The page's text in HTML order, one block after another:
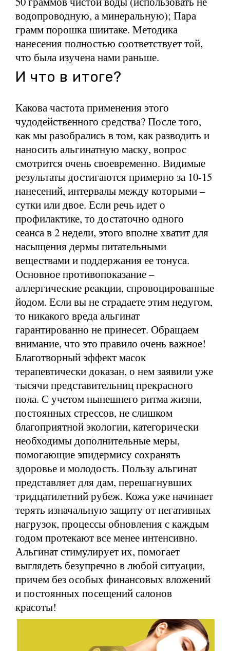
водопроводную, а минеральную); Пара
грамм порошка шиитаке. Методика
нанесения полностью соответствует той,
что была изучена нами раньше.
И что в итоге?
Какова частота применения этого
чудодейственного средства? После того,
как мы разобрались в том, как разводить и
наносить альгинатную маску, вопрос
смотрится очень своевременно. Видимые
результаты достигаются примерно за 10-15
нанесений, интервалы между которыми –
сутки или двое. Если речь идет о
профилактике, то достаточно одного
сеанса в 2 недели, этого вполне хватит для
насыщения дермы питательными
веществами и поддержания ее тонуса.
Основное противопоказание –
аллергические реакции, спровоцированные
йодом. Если вы не страдаете этим недугом,
то никакого вреда альгинат
гарантированно не принесет. Обращаем
внимание, что это правило очень важное!
Благотворный эффект масок
терапевтически доказан, о нем заявили уже
тысячи представительниц прекрасного
пола. С учетом нынешнего ритма жизни,
постоянных стрессов, не слишком
благоприятной экологии, категорически
необходимы дополнительные меры,
помогающие эпидермису сохранять
здоровье и молодость. Пользу альгинат
представляет для дам, перешагнувших
тридцатилетний рубеж. Кожа уже начинает
терять изначальную защиту от негативных
нагрузок, процессы обновления с каждым
годом протекают все менее интенсивно.
Альгинат стимулирует их, помогает
выглядеть безупречно в любой ситуации,
причем без особых финансовых вложений
и постоянных посещений салонов
красоты!